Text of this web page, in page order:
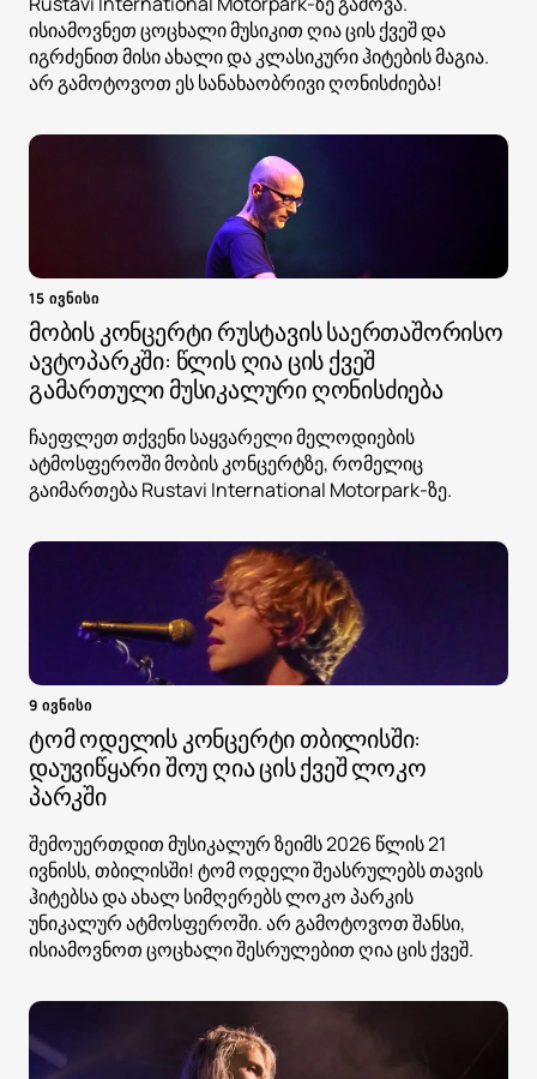
ისიამოვნეთ ცოცხალი მუსიკით ღია ცის ქვეშ და
იგრძენით მისი ახალი და კლასიკური ჰიტების მაგია.
არ გამოტოვოთ ეს სანახაობრივი ღონისძიება!
15 ივნისი
მობის კონცერტი რუსტავის საერთაშორისო
ავტოპარკში: წლის ღია ცის ქვეშ
გამართული მუსიკალური ღონისძიება
ჩაეფლეთ თქვენი საყვარელი მელოდიების
ატმოსფეროში მობის კონცერტზე, რომელიც
გაიმართება Rustavi International Motorpark-ზე.
9 ივნისი
ტომ ოდელის კონცერტი თბილისში:
დაუვიწყარი შოუ ღია ცის ქვეშ ლოკო
პარკში
შემოუერთდით მუსიკალურ ზეიმს 2026 წლის 21
ივნისს, თბილისში! ტომ ოდელი შეასრულებს თავის
ჰიტებსა და ახალ სიმღერებს ლოკო პარკის
უნიკალურ ატმოსფეროში. არ გამოტოვოთ შანსი,
ისიამოვნოთ ცოცხალი შესრულებით ღია ცის ქვეშ.